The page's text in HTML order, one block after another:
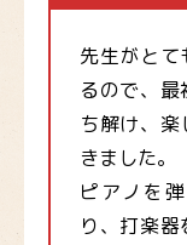
先生がと
るので、
ち解け、
きました。
ピアノを
り、打楽